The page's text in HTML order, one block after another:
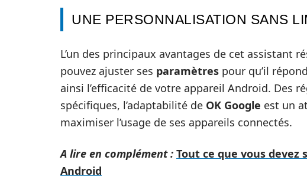
UNE PERSONNALISATION SANS
L’un des principaux avantages de cet assistant
pouvez ajuster ses paramètres pour qu’il
ainsi l’efficacité de votre appareil Android. Des
spécifiques, l’adaptabilité de OK Google est un
maximiser l’usage de ses appareils connectés.
A lire en complément : Tout ce que vous
Android